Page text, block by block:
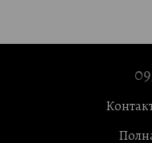
Непревзойденные
предлагают вам
ароматов, которые
путешествие. Вы